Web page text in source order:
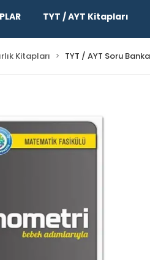
TYT / AYT Kitapları
Kitapları TYT / AYT Soru